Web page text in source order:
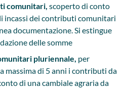
comunitari, scoperto di conto
incassi dei contributi comunitari
documentazione. Si estingue
delle somme
pluriennale, per
massima di 5 anni i contributi da
di una cambiale agraria da